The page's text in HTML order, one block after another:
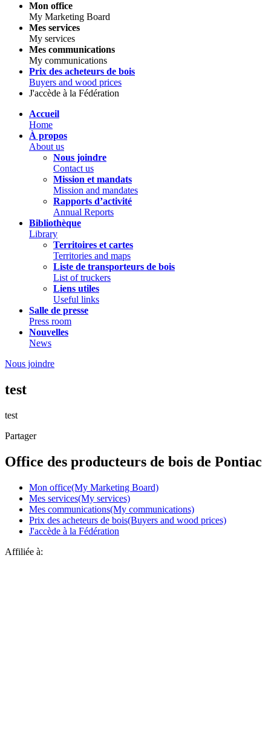
Mon office
My Marketing Board
Mes services
My services
Mes communications
My communications
Prix des acheteurs de bois
Buyers and wood prices
J'accède à la Fédération
Accueil
Home
À propos
About us
Nous joindre
Contact us
Mission et mandats
Mission and mandates
Rapports d’activité
Annual Reports
Bibliothèque
Library
Territoires et cartes
Territories and maps
Liste de transporteurs de bois
List of truckers
Liens utiles
Useful links
Salle de presse
Press room
Nouvelles
News
Nous joindre
test
test
Partager
Office des producteurs de bois de Pontiac
Mon office(My Marketing Board)
Mes services(My services)
Mes communications(My communications)
Prix des acheteurs de bois(Buyers and wood prices)
J'accède à la Fédération
Affiliée à: